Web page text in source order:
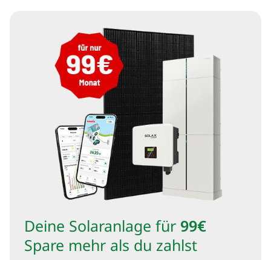
Deine Solaranlage für 99€
Spare mehr als du zahlst